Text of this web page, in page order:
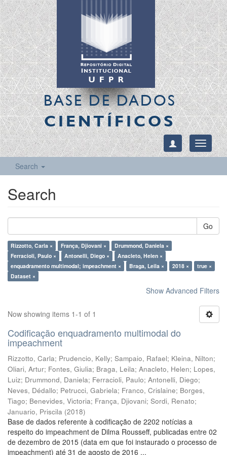
BASE DE DADOS
CIENTÍFICOS
Toggle
Search
Search
Go
Rizzotto, Carla × França, Djiovani ×
Drummond, Daniela ×
Ferracioli, Paulo ×
Antonelli, Diego ×
Anacleto, Helen ×
enquadramento multimodal; impeachment ×
Braga, Leila × 2018 ×
true ×
Dataset ×
Show Advanced Filters
Now showing items 1-1 of 1
Codificação enquadramento multimodal do
impeachment
Rizzotto, Carla; Prudencio, Kelly; Sampaio, Rafael; Kleina, Nilton;
Oliari, Artur; Fontes, Giulia; Braga, Leila; Anacleto, Helen; Lopes,
Luiz; Drummond, Daniela; Ferracioli, Paulo; Antonelli, Diego;
Neves, Dédallo; Petrucci, Gabriela; Franco, Crislaine; Borges,
Tiago; Benevides, Victoria; França, Djiovani; Sordi, Renato;
Januario, Priscila (2018)
Base de dados referente à codificação de 2202 notícias a
respeito do impeachment de Dilma Rousseff, publicadas entre 02
de dezembro de 2015 (data em que foi instaurado o processo de
impeachment) até 31 de agosto de 2016 ...